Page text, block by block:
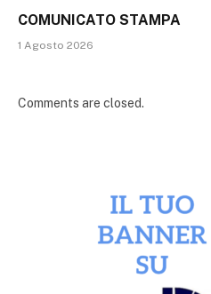
COMUNICATO STAMPA
1 Agosto 2026
Comments are closed.